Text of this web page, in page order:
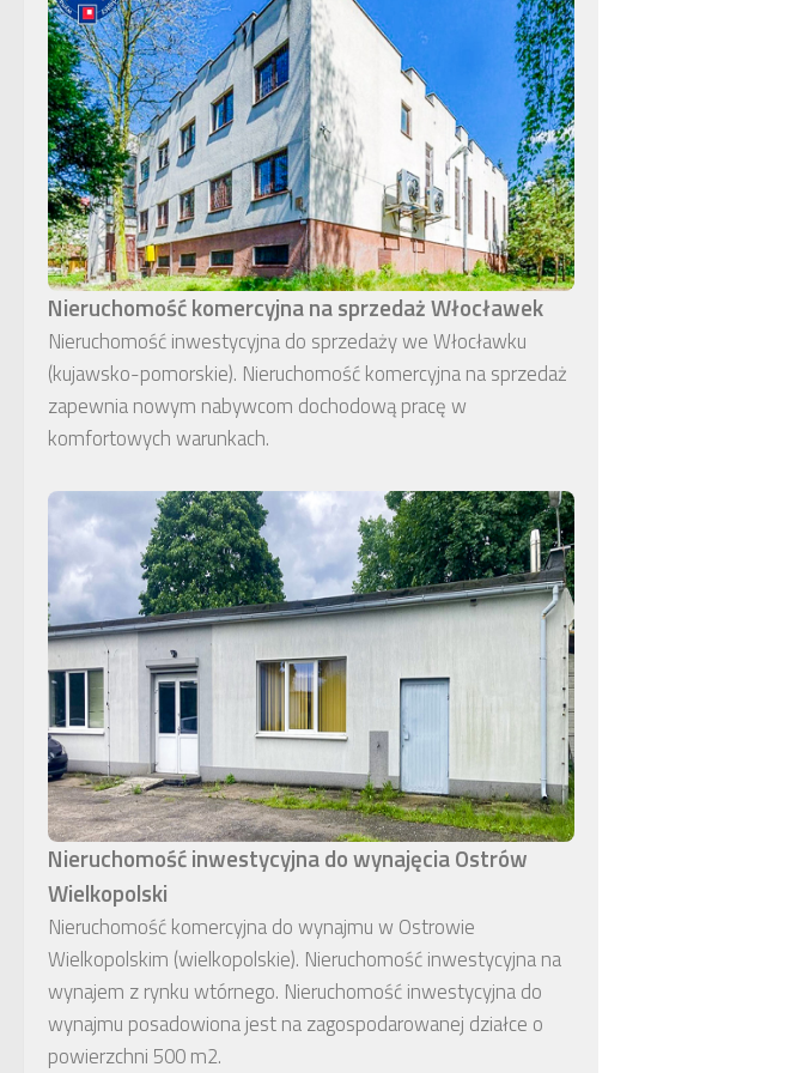
Nieruchomość komercyjna na sprzedaż Włocławek
Nieruchomość inwestycyjna do sprzedaży we Włocławku
(kujawsko-pomorskie). Nieruchomość komercyjna na sprzedaż
zapewnia nowym nabywcom dochodową pracę w
komfortowych warunkach.
Nieruchomość inwestycyjna do wynajęcia Ostrów
Wielkopolski
Nieruchomość komercyjna do wynajmu w Ostrowie
Wielkopolskim (wielkopolskie). Nieruchomość inwestycyjna na
wynajem z rynku wtórnego. Nieruchomość inwestycyjna do
wynajmu posadowiona jest na zagospodarowanej działce o
powierzchni 500 m2.